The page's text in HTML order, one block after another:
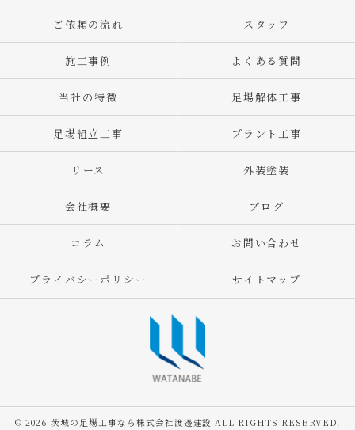
ご依頼の流れ スタッフ
施工事例 よくある質問
当社の特徴 足場解体工事
足場組立工事 プラント工事
リース 外装塗装
会社概要 ブログ
コラム お問い合わせ
プライバシーポリシー サイトマップ
© 2026 茨城の足場工事なら株式会社渡邊建設 ALL RIGHTS RESERVED.